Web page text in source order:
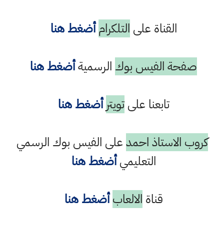
القناة على التلكرام أضغط هنا
صفحة الفيس بوك الرسميةأضغط هنا
تابعنا علىتويتر أضغط هنا
كروب الاستاذ احمدعلى الفيس بوك الرسمي
التعليميأضغط هنا
قناة الالعاب أضغط هنا